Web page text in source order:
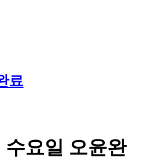
료
수요일 오윤완